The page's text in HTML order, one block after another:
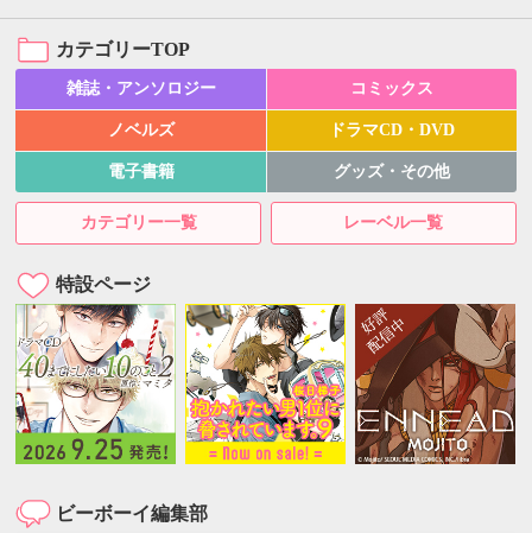
カテゴリーTOP
雑誌・アンソロジー コミックス
ノベルズ ドラマCD・DVD
電子書籍 グッズ・その他
カテゴリー一覧 レーベル一覧
特設ページ
ビーボーイ編集部